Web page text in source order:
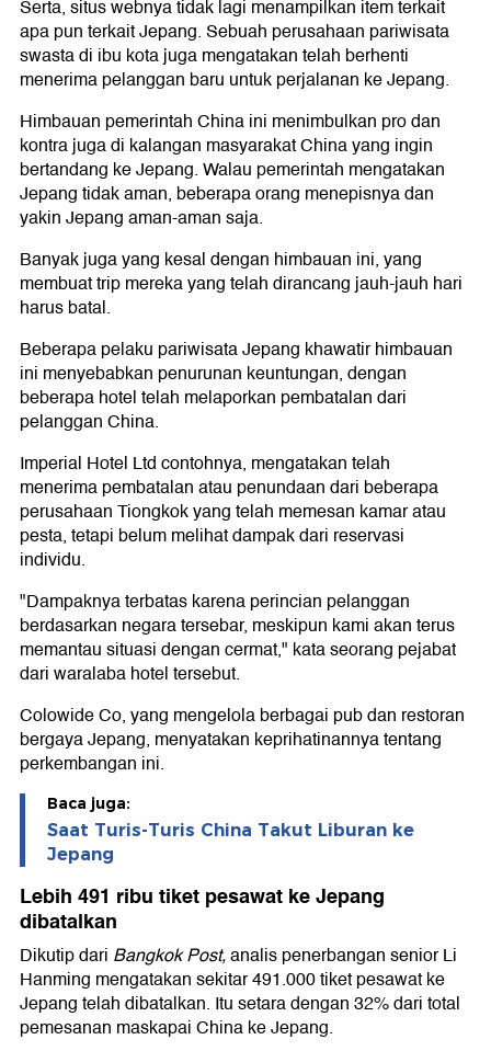
Serta, situs webnya tidak lagi menampilkan item terkait
apa pun terkait Jepang. Sebuah perusahaan pariwisata
swasta di ibu kota juga mengatakan telah berhenti
menerima pelanggan baru untuk perjalanan ke Jepang.
Himbauan pemerintah China ini menimbulkan pro dan
kontra juga di kalangan masyarakat China yang ingin
bertandang ke Jepang. Walau pemerintah mengatakan
Jepang tidak aman, beberapa orang menepisnya dan
yakin Jepang aman-aman saja.
Banyak juga yang kesal dengan himbauan ini, yang
membuat trip mereka yang telah dirancang jauh-jauh hari
harus batal.
Beberapa pelaku pariwisata Jepang khawatir himbauan
ini menyebabkan penurunan keuntungan, dengan
beberapa hotel telah melaporkan pembatalan dari
pelanggan China.
Imperial Hotel Ltd contohnya, mengatakan telah
menerima pembatalan atau penundaan dari beberapa
perusahaan Tiongkok yang telah memesan kamar atau
pesta, tetapi belum melihat dampak dari reservasi
individu.
"Dampaknya terbatas karena perincian pelanggan
berdasarkan negara tersebar, meskipun kami akan terus
memantau situasi dengan cermat," kata seorang pejabat
dari waralaba hotel tersebut.
Colowide Co, yang mengelola berbagai pub dan restoran
bergaya Jepang, menyatakan keprihatinannya tentang
perkembangan ini.
Baca juga:
Saat Turis-Turis China Takut Liburan ke
Jepang
Lebih 491 ribu tiket pesawat ke Jepang
dibatalkan
Dikutip dari Bangkok Post,analis penerbangan senior Li
Hanming mengatakan sekitar 491.000 tiket pesawat ke
Jepang telah dibatalkan. Itu setara dengan 32% dari total
pemesanan maskapai China ke Jepang.